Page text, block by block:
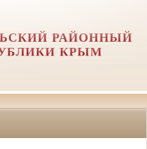
РАЙОННЫЙ
КРЫМ